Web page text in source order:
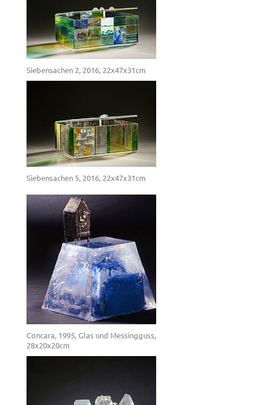
Siebensachen 2, 2016, 22x47x31cm
Siebensachen 5, 2016, 22x47x31cm
Concara, 1995, Glas und Messingguss,
28x20x20cm